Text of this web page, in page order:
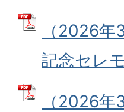
（2026
記念セレ
（2026